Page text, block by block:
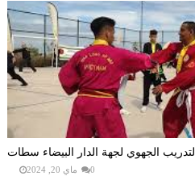
التدريب الجهوي لجهة الدار البيضاء سطات
ماي 20, 2024 0